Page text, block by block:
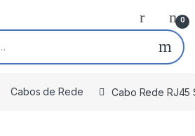
0
Cabos de Rede Cabo Rede RJ45